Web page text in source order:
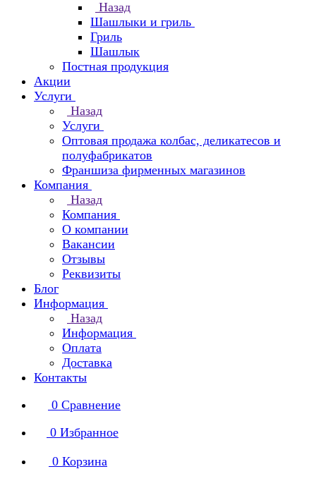
Назад
Шашлыки и гриль
Гриль
Шашлык
Постная продукция
Акции
Услуги
Назад
Услуги
Оптовая продажа колбас, деликатесов и
полуфабрикатов
Франшиза фирменных магазинов
Компания
Назад
Компания
О компании
Вакансии
Отзывы
Реквизиты
Блог
Информация
Назад
Информация
Оплата
Доставка
Контакты
0 Сравнение
0 Избранное
0 Корзина